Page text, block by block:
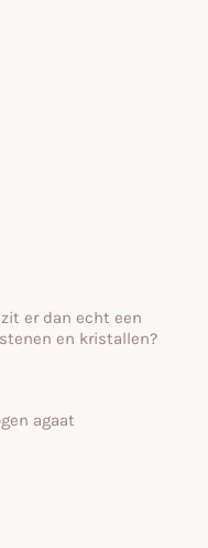
er dan echt een
en kristallen?
agaat